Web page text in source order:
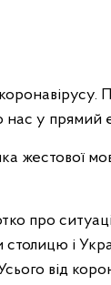
нас у прямий
жестової
про
і
від